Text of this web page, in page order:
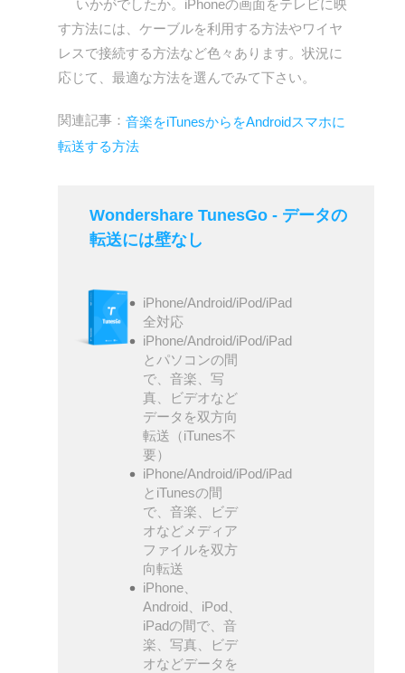
いかがでしたか。iPhoneの画面をテレビに映
す方法には、ケーブルを利用する方法やワイヤ
レスで接続する方法など色々あります。状況に
応じて、最適な方法を選んでみて下さい。
関連記事： 音楽をiTunesからをAndroidスマホに
転送する方法
Wondershare TunesGo - データの
転送には壁なし
iPhone/Android/iPod/iPad
全対応
iPhone/Android/iPod/iPad
とパソコンの間
で、音楽、写
真、ビデオなど
データを双方向
転送（iTunes不
要）
iPhone/Android/iPod/iPad
とiTunesの間
で、音楽、ビデ
オなどメディア
ファイルを双方
向転送
iPhone、
Android、iPod、
iPadの間で、音
楽、写真、ビデ
オなどデータを